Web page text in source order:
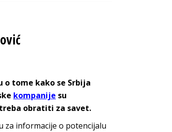
o tome kako se Srbija
kompanije su
obratiti za savet.
za informacije o potencijalu